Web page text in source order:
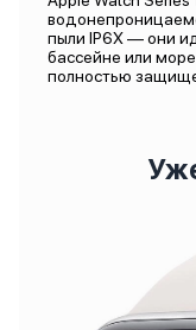
пыли IP6X — они
бассейне или
полностью